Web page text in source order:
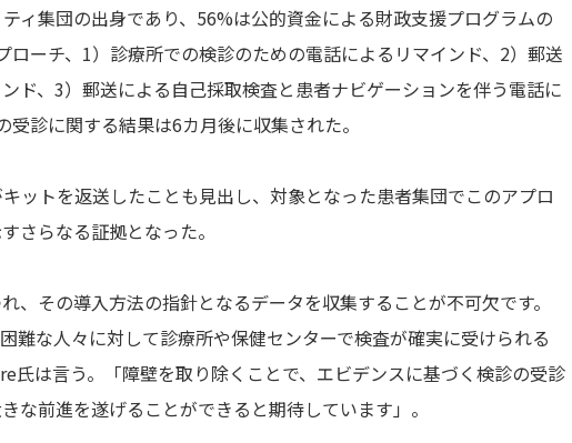
ィ集団の出身であり、56%は公的資金による財政支援プログラムの
ーチ、1）診療所での検診のための電話によるリマインド、2）郵送
ド、3）郵送による自己採取検査と患者ナビゲーションを伴う電話に
診に関する結果は6カ月後に収集された。
ットを返送したことも見出し、対象となった患者集団でこのアプロ
さらなる証拠となった。
、その導入方法の指針となるデータを収集することが不可欠です。
難な人々に対して診療所や保健センターで検査が確実に受けられる
氏は言う。「障壁を取り除くことで、エビデンスに基づく検診の受診
な前進を遂げることができると期待しています」。